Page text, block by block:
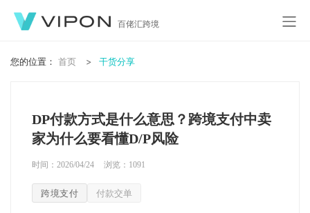
百佬汇跨境
您的位置： 首页 干货分享
DP付款方式是什么意思？跨境支付中卖
家为什么要看懂D/P风险
时间：2026/04/24 浏览： 1091
跨境支付 付款交单